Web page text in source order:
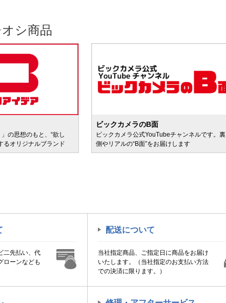
シ商品
の思想のもと、“欲し
るオリジナルブランド
ビックカメラのB面
ビックカメラ公式YouTubeチャンネルです。裏
側やリアルの“B面”をお届けします
二先払い、代
ローンなども
配送について
当社指定商品、ご指定日に商品をお届け
いたします。（当社指定のお支払い方法
での決済に限ります。）